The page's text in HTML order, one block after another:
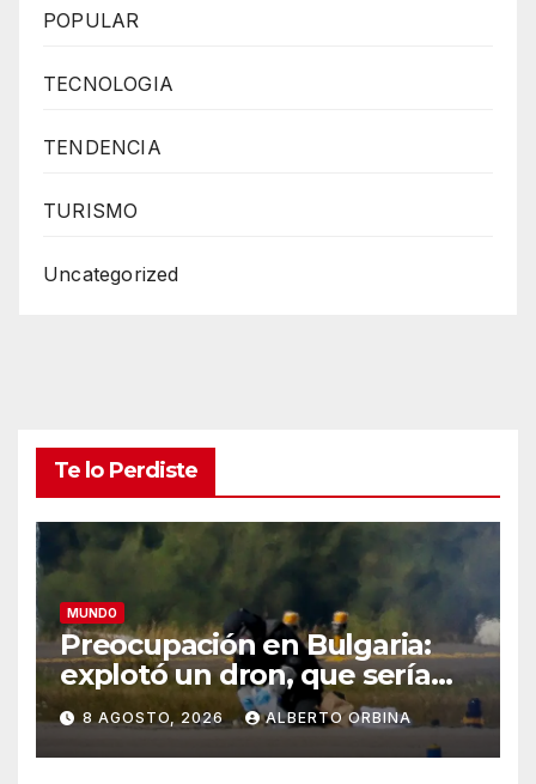
POPULAR
TECNOLOGIA
TENDENCIA
TURISMO
Uncategorized
Te lo Perdiste
MUNDO
Preocupación en Bulgaria:
explotó un dron, que sería
ucraniano, cerca de un
gasoducto en la frontera con
Rumania
8 AGOSTO, 2026 ALBERTO ORBINA